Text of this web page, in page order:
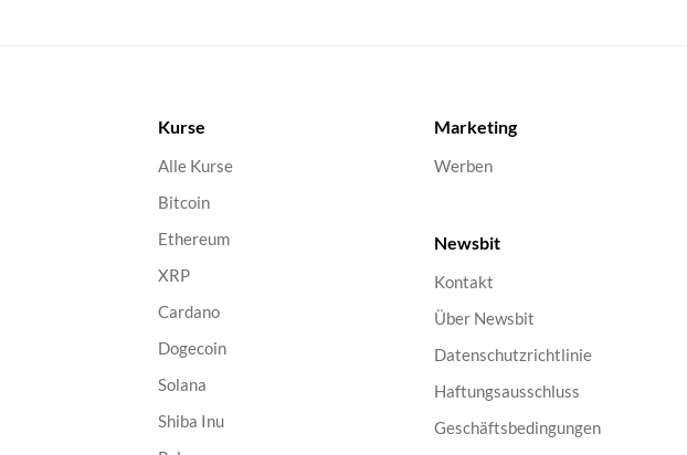
Kurse
Alle Kurse
Bitcoin
Ethereum
XRP
Cardano
Dogecoin
Solana
Shiba Inu
Marketing
Werben
Newsbit
Kontakt
Über Newsbit
Datenschutzrichtlinie
Haftungsausschluss
Geschäftsbedingungen